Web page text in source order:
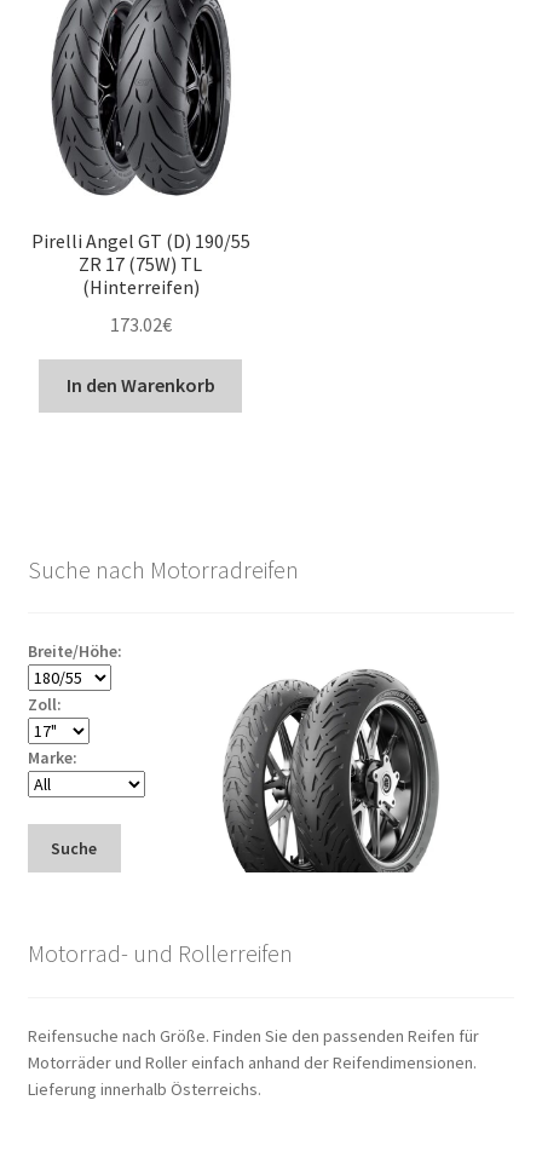
Pirelli Angel GT (D) 190/55
ZR 17 (75W) TL
(Hinterreifen)
173.02€
In den Warenkorb
Suche nach Motorradreifen
Breite/Höhe:
Zoll:
Marke:
Suche
Motorrad- und Rollerreifen
Reifensuche nach Größe. Finden Sie den passenden Reifen für
Motorräder und Roller einfach anhand der Reifendimensionen.
Lieferung innerhalb Österreichs.